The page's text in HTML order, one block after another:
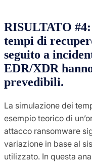
RISULTATO #
tempi di
seguito a
EDR/XDR
prevedibili.
La simulazione dei
esempio teorico di
attacco ransomware
variazione in base al
utilizzato. In questa